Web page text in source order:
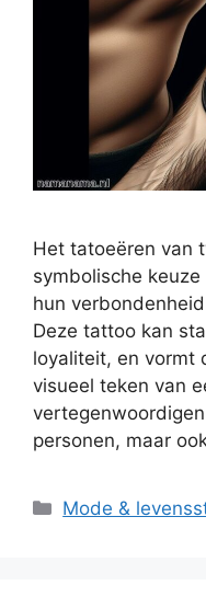
Het tatoeëren van
symbolische
hun
Deze tattoo kan
loyaliteit, en vormt
visueel teken van
personen, maar
Categorieën
Mode &